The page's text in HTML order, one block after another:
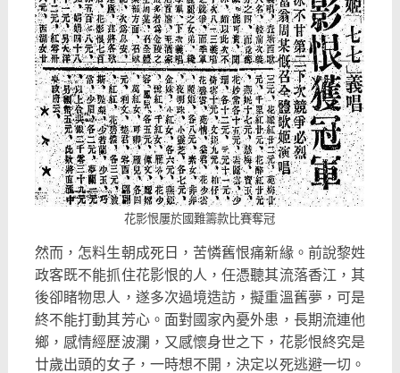
花影恨屢於國難籌款比賽奪冠
然而，怎料生朝成死日，苦憐舊恨痛新緣。前說黎姓
政客既不能抓住花影恨的人，任憑聽其流落香江，其
後卻睹物思人，遂多次過境造訪，擬重溫舊夢，可是
終不能打動其芳心。面對國家內憂外患，長期流連他
鄉，感情經歷波瀾，又感懷身世之下，花影恨終究是
廿歲出頭的女子，一時想不開，決定以死逃避一切。